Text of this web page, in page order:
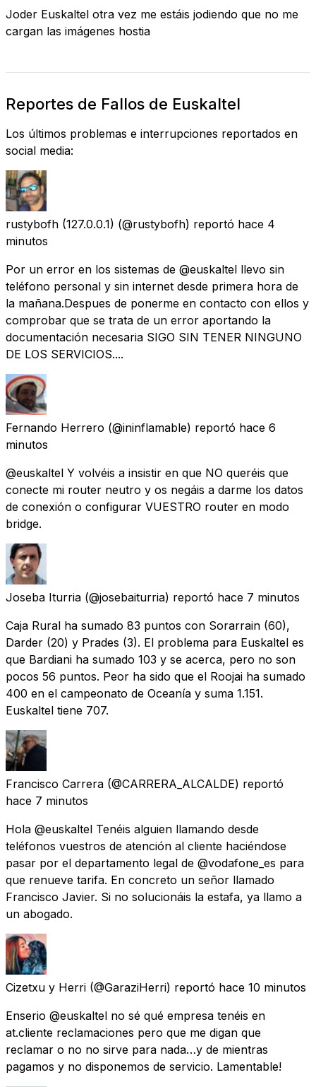
Joder Euskaltel otra vez me estáis jodiendo que no me
cargan las imágenes hostia
Reportes de Fallos de Euskaltel
Los últimos problemas e interrupciones reportados en
social media:
rustybofh (127.0.0.1) (@rustybofh) reportó hace 4
minutos
Por un error en los sistemas de @euskaltel llevo sin
teléfono personal y sin internet desde primera hora de
la mañana.Despues de ponerme en contacto con ellos y
comprobar que se trata de un error aportando la
documentación necesaria SIGO SIN TENER NINGUNO
DE LOS SERVICIOS....
Fernando Herrero (@ininflamable) reportó hace 6
minutos
@euskaltel Y volvéis a insistir en que NO queréis que
conecte mi router neutro y os negáis a darme los datos
de conexión o configurar VUESTRO router en modo
bridge.
Joseba Iturria (@josebaiturria) reportó hace 7 minutos
Caja Rural ha sumado 83 puntos con Sorarrain (60),
Darder (20) y Prades (3). El problema para Euskaltel es
que Bardiani ha sumado 103 y se acerca, pero no son
pocos 56 puntos. Peor ha sido que el Roojai ha sumado
400 en el campeonato de Oceanía y suma 1.151.
Euskaltel tiene 707.
Francisco Carrera (@CARRERA_ALCALDE) reportó
hace 7 minutos
Hola @euskaltel Tenéis alguien llamando desde
teléfonos vuestros de atención al cliente haciéndose
pasar por el departamento legal de @vodafone_es para
que renueve tarifa. En concreto un señor llamado
Francisco Javier. Si no solucionáis la estafa, ya llamo a
un abogado.
Cizetxu y Herri (@GaraziHerri) reportó hace 10 minutos
Enserio @euskaltel no sé qué empresa tenéis en
at.cliente reclamaciones pero que me digan que
reclamar o no no sirve para nada…y de mientras
pagamos y no disponemos de servicio. Lamentable!